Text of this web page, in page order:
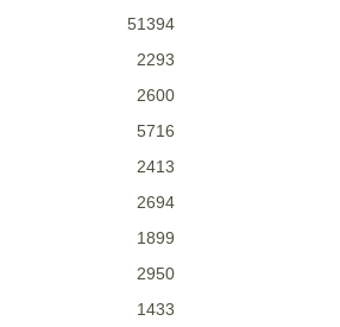
51394
2293
2600
5716
2413
2694
1899
2950
1433